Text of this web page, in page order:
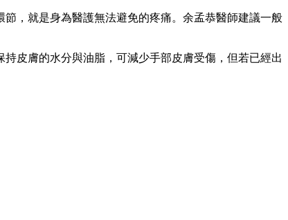
，就是身為醫護無法避免的疼痛。余孟恭醫師建議一般
皮膚的水分與油脂，可減少手部皮膚受傷，但若已經出